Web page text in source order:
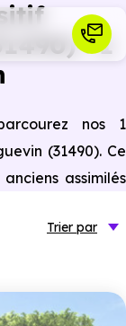
: 1
nos 1
(31490). Ce
assimilés
Trier par